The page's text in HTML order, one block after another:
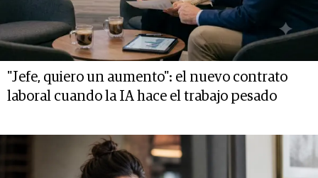
"Jefe, quiero un aumento": el nuevo contrato
laboral cuando la IA hace el trabajo pesado